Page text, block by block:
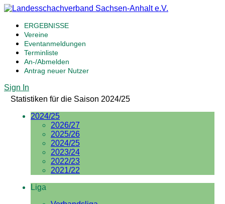
ERGEBNISSE
Vereine
Eventanmeldungen
Terminliste
An-/Abmelden
Antrag neuer Nutzer
Sign In
Statistiken für die Saison 2024/25
2024/25
2026/27
2025/26
2024/25
2023/24
2022/23
2021/22
Liga